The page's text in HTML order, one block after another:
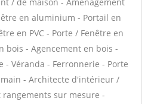
en aluminium - Portail en
en PVC - Porte / Fenêtre en
bois - Agencement en bois -
- Véranda - Ferronnerie - Porte
- Architecte d'intérieur /
rangements sur mesure -